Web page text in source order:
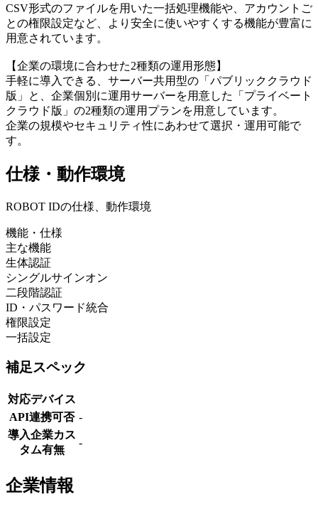
CSV形式のファイルを用いた一括処理機能や、アカウントご
との権限設定など、より安全に使いやすくする機能が豊富に
用意されています。
【企業の環境に合わせた2種類の運用形態】
手軽に導入できる、サーバー共用型の「パブリッククラウド
版」と、企業個別に運用サーバーを用意した「プライベート
クラウド版」の2種類の運用プランを用意しています。
企業の規模やセキュリティ性にあわせて選択・運用可能で
す。
仕様・動作環境
ROBOT IDの仕様、動作環境
機能・仕様
主な機能
生体認証
シングルサインオン
二段階認証
ID・パスワード統合
権限設定
一括設定
補足スペック
対応デバイス
API連携可否 -
導入企業カス
タム有無
-
企業情報